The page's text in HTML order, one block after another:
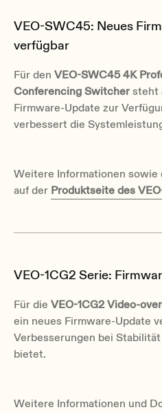
VEO-SWC45: Neues
verfügbar
Für den VEO-SWC45 4K
Conferencing Switcher steht
Firmware-Update zur
verbessert die
Weitere Informationen sowie
auf der Produktseite des
VEO-1CG2 Serie:
Für die VEO-1CG2 Video-
ein neues Firmware-Update
Verbesserungen bei
bietet.
Weitere Informationen und